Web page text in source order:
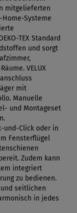
mitgelieferten
Systeme
TEX Standard
und sorgt
VELUX
mit
Manuelle
und Montageset
und-Click oder in
Fensterflügel
Zudem kann
integriert
zu bedienen.
seitlichen
in jedes